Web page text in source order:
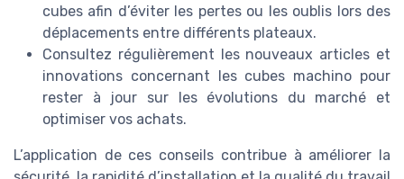
cubes afin d’éviter les pertes ou les oublis lors des
déplacements entre différents plateaux.
Consultez régulièrement les nouveaux articles et
innovations concernant les cubes machino pour
rester à jour sur les évolutions du marché et
optimiser vos achats.
L’application de ces conseils contribue à améliorer la